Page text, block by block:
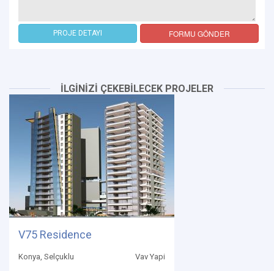
PROJE DETAYI FORMU GÖNDER
İLGİNİZİ ÇEKEBİLECEK PROJELER
V75 Residence
Konya, Selçuklu Vav Yapi